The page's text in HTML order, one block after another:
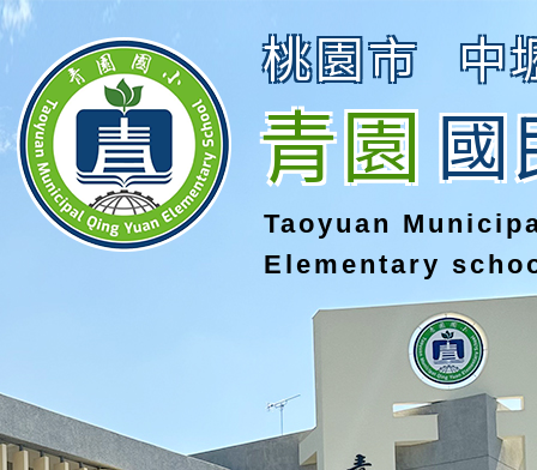
桃園市 中
青園國
Taoyuan
Elementary